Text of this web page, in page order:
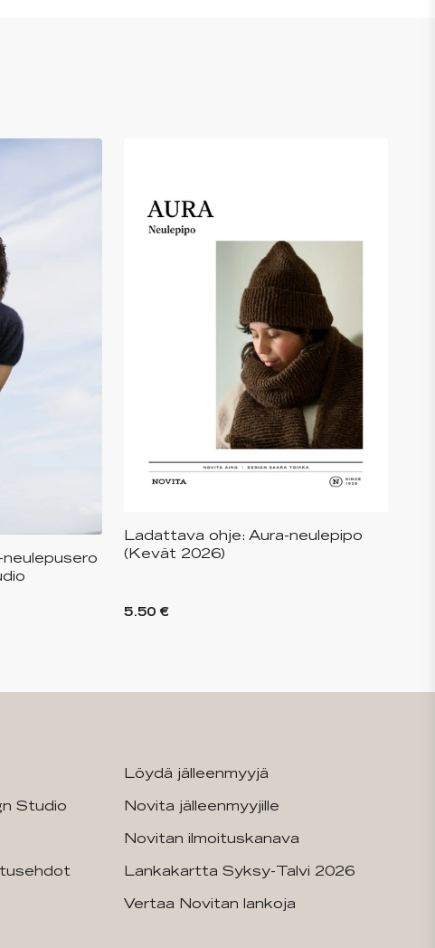
Ladattava ohje: Aura-neulepipo
(Kevät 2026)
5.50 €
Studio
Löydä jälleenmyyjä
Novita jälleenmyyjille
Novitan ilmoituskanava
Lankakartta Syksy-Talvi 2026
Vertaa Novitan lankoja